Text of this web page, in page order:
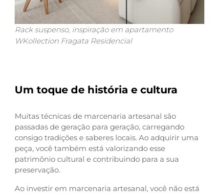
Rack suspenso, inspiração em apartamento
WKollection Fragata Residencial
Um toque de história e cultura
Muitas técnicas de marcenaria artesanal são
passadas de geração para geração, carregando
consigo tradições e saberes locais. Ao adquirir uma
peça, você também está valorizando esse
patrimônio cultural e contribuindo para a sua
preservação.
Ao investir em marcenaria artesanal, você não está